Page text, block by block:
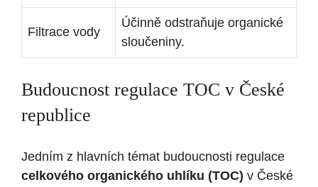
Filtrace vody
Účinně odstraňuje organické⁢
sloučeniny.
Budoucnost regulace TOC v České
republice
Jedním z hlavních‌ témat ⁢budoucnosti⁤ regulace
celkového organického uhlíku (TOC) ⁣v České